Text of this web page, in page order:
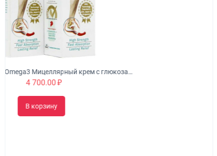
Urah Joint Health Omega3 Мицеллярный крем с глюкозамином питает, омолаживает и укрепляет суставы